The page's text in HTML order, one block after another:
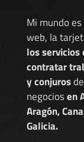
Mi mundo es
web, la
los servicios
contratar
y conjuros
negociosen
Aragón,
Galicia.